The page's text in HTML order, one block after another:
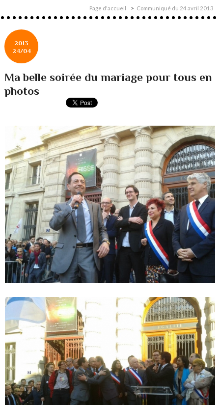
Page d'accueil Communiqué du 24 avril 2013
2013
24/04
Ma belle soirée du mariage pour tous en
photos